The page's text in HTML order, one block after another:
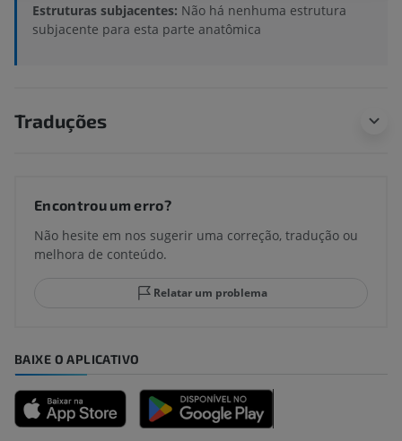
Estruturas subjacentes: Não há nenhuma estrutura
subjacente para esta parte anatômica
Traduções
Encontrou um erro?
Não hesite em nos sugerir uma correção, tradução ou
melhora de conteúdo.
Relatar um problema
BAIXE O APLICATIVO